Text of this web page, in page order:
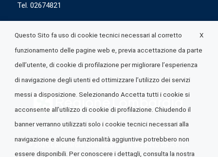
Tel. 02674821
© 2026 Lombardia Quotidiano è realizzato daA.R.I.A.
X
Questo Sito fa uso di cookie tecnici necessari al corretto
funzionamento delle pagine web e, previa accettazione da parte
dell’utente, di cookie di profilazione per migliorare l’esperienza
di navigazione degli utenti ed ottimizzare l’utilizzo dei servizi
messi a disposizione. Selezionando Accetta tutti i cookie si
acconsente all’utilizzo di cookie di profilazione. Chiudendo il
banner verranno utilizzati solo i cookie tecnici necessari alla
navigazione e alcune funzionalità aggiuntive potrebbero non
essere disponibili. Per conoscere i dettagli, consulta la nostra